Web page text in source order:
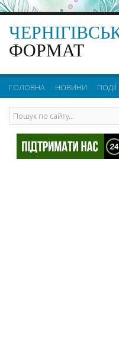
ФОРМАТ
ГОЛОВНА НОВИНИ ПОДІЇ